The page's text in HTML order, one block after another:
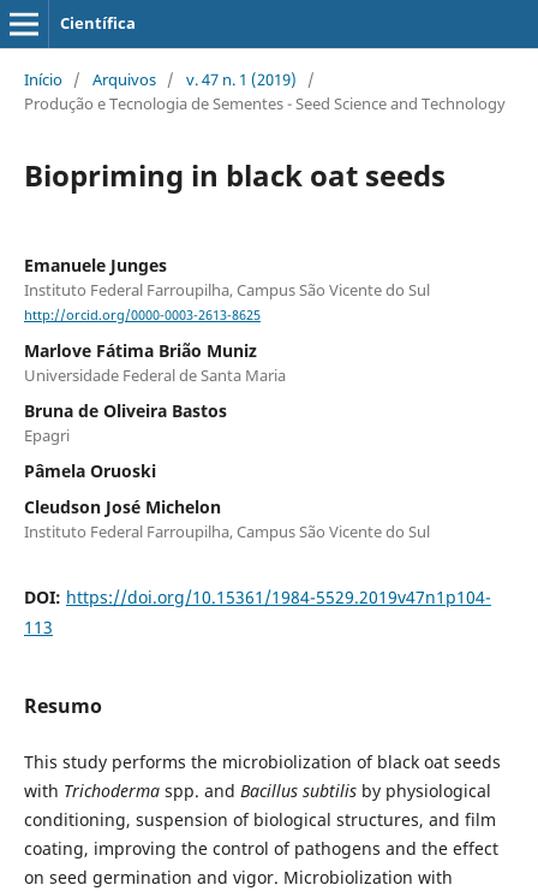
Científica
Início / Arquivos / v. 47 n. 1 (2019)
/
Produção e Tecnologia de Sementes - Seed Science and Technology
Biopriming in black oat seeds
Emanuele Junges
Instituto Federal Farroupilha, Campus São Vicente do Sul
http://orcid.org/0000-0003-2613-8625
Marlove Fátima Brião Muniz
Universidade Federal de Santa Maria
Bruna de Oliveira Bastos
Epagri
Pâmela Oruoski
Cleudson José Michelon
Instituto Federal Farroupilha, Campus São Vicente do Sul
DOI: https://doi.org/10.15361/1984-5529.2019v47n1p104-
113
Resumo
This study performs the microbiolization of black oat seeds
with Trichodermaspp. and Bacillus subtilis by physio­logical
conditioning, suspension of biological structures, and film
coating, improving the control of pathogens and the effect
on seed germination and vigor. Microbiolization with